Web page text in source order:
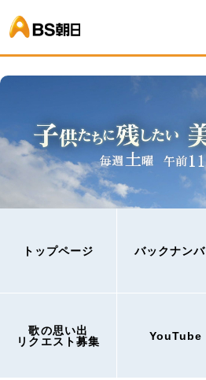
トップページ バックナン
歌の思い出
リクエスト募集
YouTube